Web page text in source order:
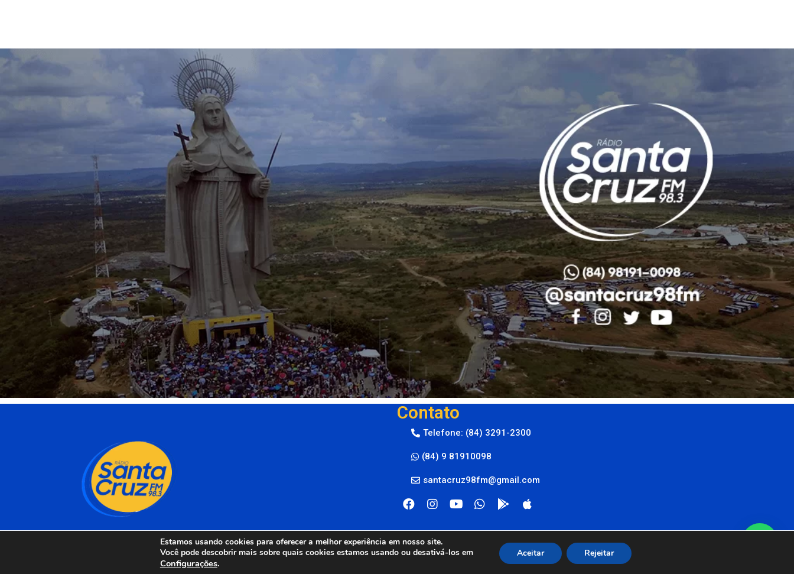
Contato
Telefone: (84) 3291-2300
(84) 9 81910098
santacruz98fm@gmail.com
Rádio Santa Cruz 98 FM © 2024
Estamos usando cookies para oferecer a melhor experiência em nosso site.
Você pode descobrir mais sobre quais cookies estamos usando ou desativá-los em
Configurações.
Aceitar Rejeitar